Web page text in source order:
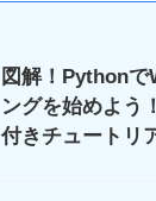
図解！Python
ングを始めよう
付きチュートリ